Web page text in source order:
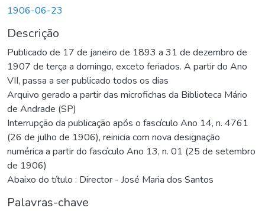
1906-06-23
Descrição
Publicado de 17 de janeiro de 1893 a 31 de dezembro de
1907 de terça a domingo, exceto feriados. A partir do Ano
VII, passa a ser publicado todos os dias
Arquivo gerado a partir das microfichas da Biblioteca Mário
de Andrade (SP)
Interrupção da publicação após o fascículo Ano 14, n. 4761
(26 de julho de 1906), reinicia com nova designação
numérica a partir do fascículo Ano 13, n. 01 (25 de setembro
de 1906)
Abaixo do título : Director - José Maria dos Santos
Palavras-chave